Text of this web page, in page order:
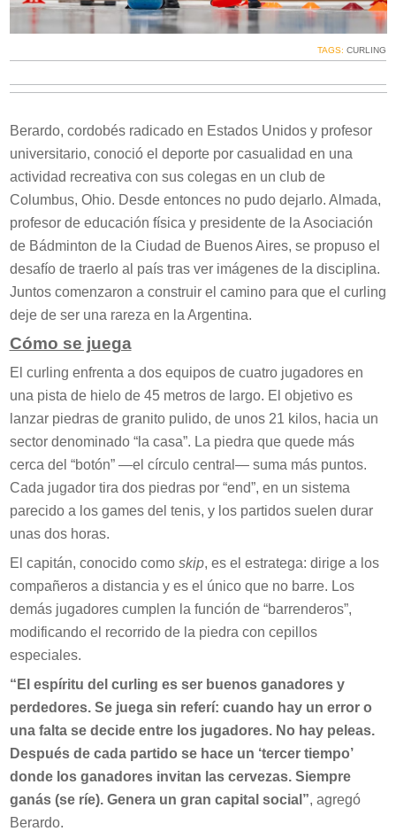
TAGS: CURLING
Berardo, cordobés radicado en Estados Unidos y profesor
universitario, conoció el deporte por casualidad en una
actividad recreativa con sus colegas en un club de
Columbus, Ohio. Desde entonces no pudo dejarlo. Almada,
profesor de educación física y presidente de la Asociación
de Bádminton de la Ciudad de Buenos Aires, se propuso el
desafío de traerlo al país tras ver imágenes de la disciplina.
Juntos comenzaron a construir el camino para que el curling
deje de ser una rareza en la Argentina.
Cómo se juega
El curling enfrenta a dos equipos de cuatro jugadores en
una pista de hielo de 45 metros de largo. El objetivo es
lanzar piedras de granito pulido, de unos 21 kilos, hacia un
sector denominado “la casa”. La piedra que quede más
cerca del “botón” —el círculo central— suma más puntos.
Cada jugador tira dos piedras por “end”, en un sistema
parecido a los games del tenis, y los partidos suelen durar
unas dos horas.
El capitán, conocido como skip, es el estratega: dirige a los
compañeros a distancia y es el único que no barre. Los
demás jugadores cumplen la función de “barrenderos”,
modificando el recorrido de la piedra con cepillos
especiales.
“El espíritu del curling es ser buenos ganadores y
perdedores. Se juega sin referí: cuando hay un error o
una falta se decide entre los jugadores. No hay peleas.
Después de cada partido se hace un ‘tercer tiempo’
donde los ganadores invitan las cervezas. Siempre
ganás (se ríe). Genera un gran capital social”, agregó
Berardo.